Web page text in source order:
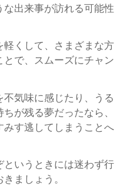
な出来事が訪れる可能性
軽くして、さまざまな方
で、スムーズにチャン
気味に感じたり、うる
が残る夢だったなら、
みす逃してしまうことへ
というときには迷わず行
ましょう。